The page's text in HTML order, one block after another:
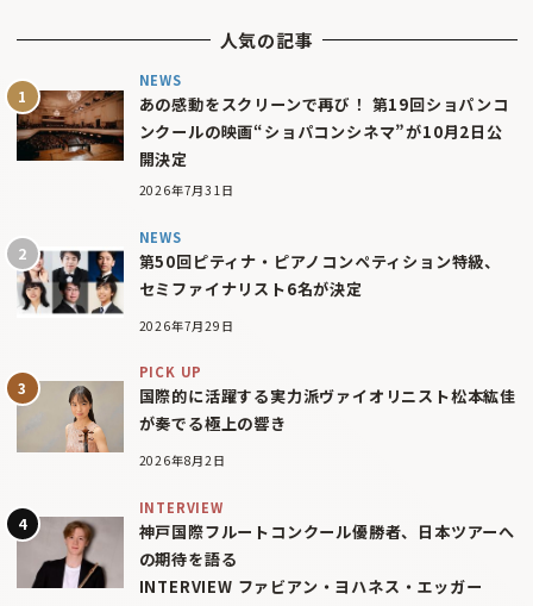
人気の記事
NEWS
あの感動をスクリーンで再び！ 第19回ショパンコ
ンクールの映画“ショパコンシネマ”が10月2日公
開決定
2026年7月31日
NEWS
第50回ピティナ・ピアノコンペティション特級、
セミファイナリスト6名が決定
2026年7月29日
PICK UP
国際的に活躍する実力派ヴァイオリニスト松本紘佳
が奏でる極上の響き
2026年8月2日
INTERVIEW
神戸国際フルートコンクール優勝者、日本ツアーへ
の期待を語る
INTERVIEW ファビアン・ヨハネス・エッガー